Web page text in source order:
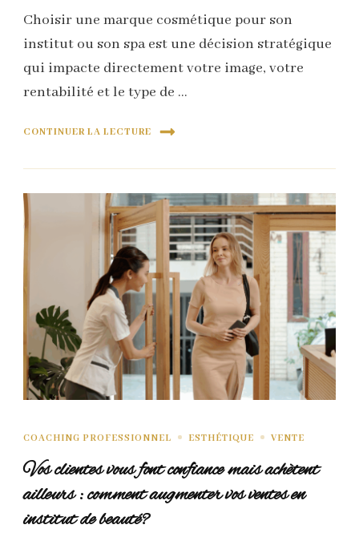
Choisir une marque cosmétique pour son
institut ou son spa est une décision stratégique
qui impacte directement votre image, votre
rentabilité et le type de …
CONTINUER LA LECTURE
COACHING PROFESSIONNEL ESTHÉTIQUE VENTE
Vos clientes vous font confiance mais achètent
ailleurs : comment augmenter vos ventes en
institut de beauté?